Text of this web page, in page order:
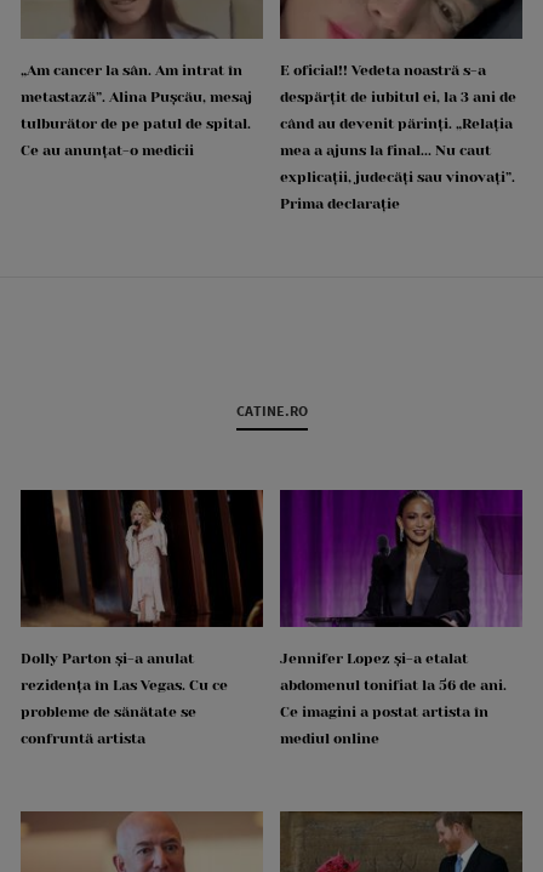
„Am cancer la sân. Am intrat în
metastază”. Alina Pușcău, mesaj
tulburător de pe patul de spital.
Ce au anunțat-o medicii
E oficial!! Vedeta noastră s-a
despărțit de iubitul ei, la 3 ani de
când au devenit părinți. „Relația
mea a ajuns la final... Nu caut
explicații, judecăți sau vinovați”.
Prima declarație
CATINE.RO
Dolly Parton și-a anulat
rezidența în Las Vegas. Cu ce
probleme de sănătate se
confruntă artista
Jennifer Lopez și-a etalat
abdomenul tonifiat la 56 de ani.
Ce imagini a postat artista în
mediul online